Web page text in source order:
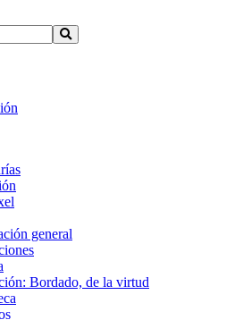
general
Bordado, de la virtud